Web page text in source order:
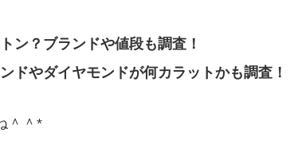
ン？ブランドや値段も調査！
ドやダイヤモンドが何カラットかも調査！
＾＾*